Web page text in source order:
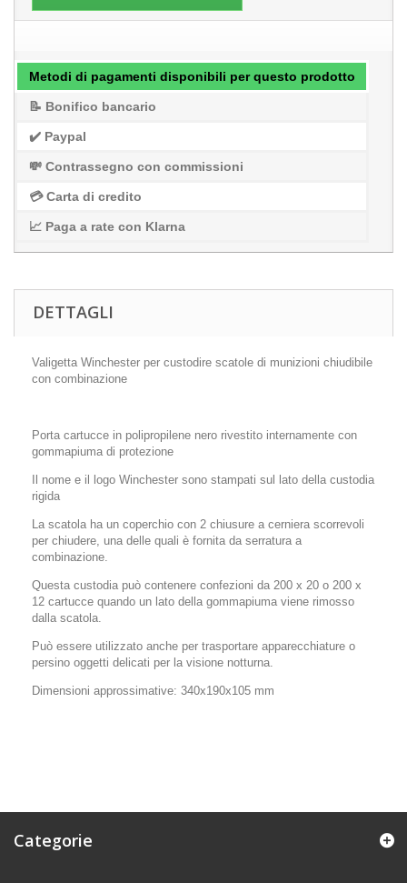
Metodi di pagamenti disponibili per questo prodotto
📝 Bonifico bancario
✔️ Paypal
💸 Contrassegno con commissioni
💳 Carta di credito
📈 Paga a rate con Klarna
DETTAGLI
Valigetta Winchester per custodire scatole di munizioni chiudibile
con combinazione
Porta cartucce in polipropilene nero rivestito internamente con
gommapiuma di protezione
Il nome e il logo Winchester sono stampati sul lato della custodia
rigida
La scatola ha un coperchio con 2 chiusure a cerniera scorrevoli
per chiudere, una delle quali è fornita da serratura a
combinazione.
Questa custodia può contenere confezioni da 200 x 20 o 200 x
12 cartucce quando un lato della gommapiuma viene rimosso
dalla scatola.
Può essere utilizzato anche per trasportare apparecchiature o
persino oggetti delicati per la visione notturna.
Dimensioni approssimative: 340x190x105 mm
Categorie